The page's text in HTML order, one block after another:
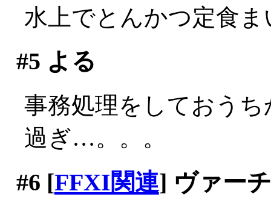
水上でとんかつ定食
#5 よる
事務処理をしておう
過ぎ…。。。
#6 [FFXI関連] ヴァー